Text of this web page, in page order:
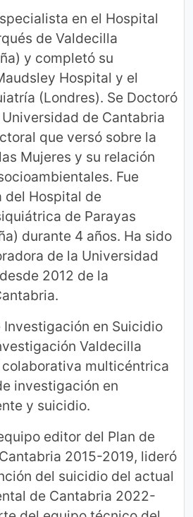
en el Hospital
de Valdecilla
y completó su
Hospital y el
(Londres). Se Doctoró
de Cantabria
que versó sobre la
Mujeres y su relación
Fue
del Hospital de
de Parayas
durante 4 años. Ha sido
de la Universidad
2012 de la
Investigación en Suicidio
Valdecilla
colaborativa multicéntrica
investigación en
y suicidio.
editor del Plan de
2015-2019, lideró
del suicidio del actual
de Cantabria 2022-